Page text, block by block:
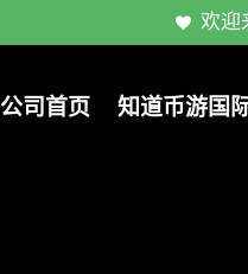
欢迎
公司首页 知道币游国